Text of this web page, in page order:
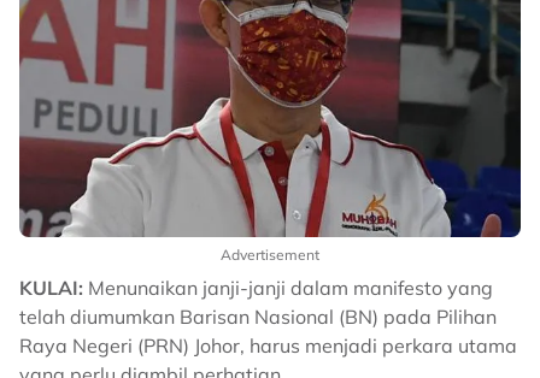
Advertisement
KULAI: Menunaikan janji-janji dalam manifesto yang
telah diumumkan Barisan Nasional (BN) pada Pilihan
Raya Negeri (PRN) Johor, harus menjadi perkara utama